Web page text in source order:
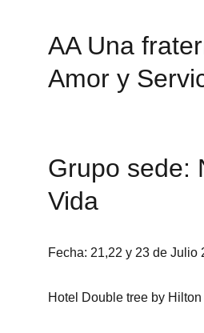
AA Una
Amor y
Grupo sede:
Vida
Fecha: 21,22 y 23 de Julio
Hotel Double tree by Hilton